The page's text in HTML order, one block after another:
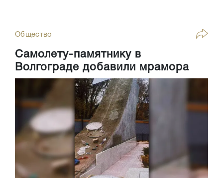
Общество
Самолету-памятнику в
Волгограде добавили мрамора